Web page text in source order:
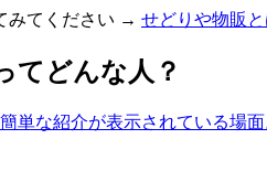
みてください → せどりや物販
てどんな人？